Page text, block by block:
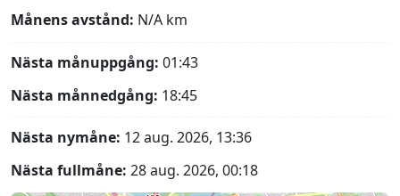
Månens avstånd: N/A km
Nästa månuppgång: 01:43
Nästa månnedgång: 18:45
Nästa nymåne: 12 aug. 2026, 13:36
Nästa fullmåne: 28 aug. 2026, 00:18